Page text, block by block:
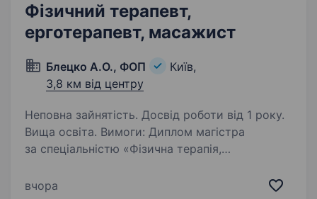
Фізичний терапевт,
ерготерапевт, масажист
Блецко А.О., ФОП
Київ,
3,8 км від центру
Неповна зайнятість. Досвід роботи від 1 року.
Вища освіта. Вимоги: Диплом магістра
за спеціальністю «Фізична терапія,
Бажано мати ФОП. Досвід роботи від 1 року.
вчора